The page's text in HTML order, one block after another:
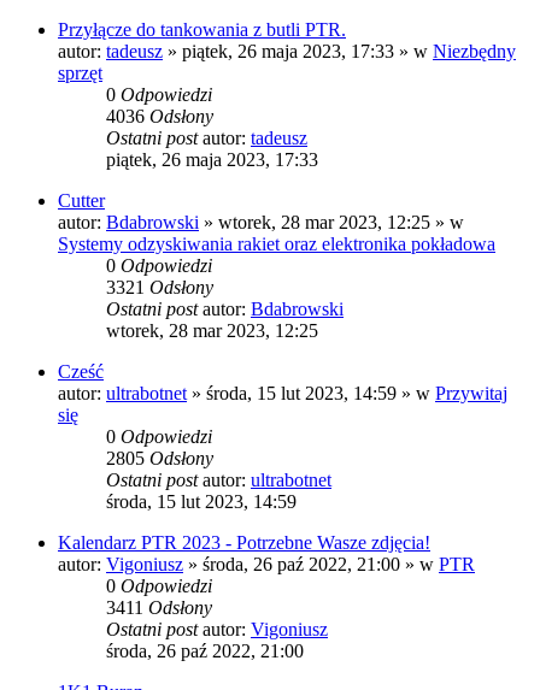
Przyłącze do tankowania z butli PTR.
autor: tadeusz » piątek, 26 maja 2023, 17:33 » w Niezbędny
sprzęt
0 Odpowiedzi
4036 Odsłony
Ostatni postautor: tadeusz
piątek, 26 maja 2023, 17:33
Cutter
autor: Bdabrowski » wtorek, 28 mar 2023, 12:25 » w
Systemy odzyskiwania rakiet oraz elektronika pokładowa
0 Odpowiedzi
3321 Odsłony
Ostatni postautor: Bdabrowski
wtorek, 28 mar 2023, 12:25
Cześć
autor: ultrabotnet » środa, 15 lut 2023, 14:59 » w Przywitaj
się
0 Odpowiedzi
2805 Odsłony
Ostatni postautor: ultrabotnet
środa, 15 lut 2023, 14:59
Kalendarz PTR 2023 - Potrzebne Wasze zdjęcia!
autor: Vigoniusz » środa, 26 paź 2022, 21:00 » w PTR
0 Odpowiedzi
3411 Odsłony
Ostatni postautor: Vigoniusz
środa, 26 paź 2022, 21:00